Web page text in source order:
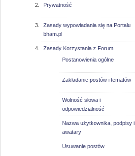
Prywatność
Zasady wypowiadania się na Portalu
bham.pl
Zasady Korzystania z Forum
Postanowienia ogólne
Zakładanie postów i tematów
Wolność słowa i
odpowiedzialność
Nazwa użytkownika, podpisy i
awatary
Usuwanie postów